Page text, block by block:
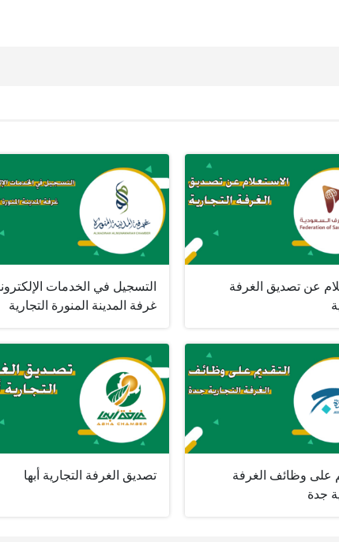
عن تصديق الغرفة
التسجيل في الخدمات
غرفة المدينة المنورة التجارية
على وظائف الغرفة
جدة
تصديق الغرفة التجارية أبها